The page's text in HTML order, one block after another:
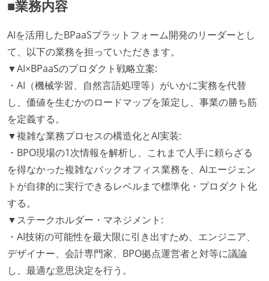
■業務内容
AIを活用したBPaaSプラットフォーム開発のリーダーとし
て、以下の業務を担っていただきます。
▼AI×BPaaSのプロダクト戦略立案:
・AI（機械学習、自然言語処理等）がいかに実務を代替
し、価値を生むかのロードマップを策定し、事業の勝ち筋
を定義する。
▼複雑な業務プロセスの構造化とAI実装:
・BPO現場の1次情報を解析し、これまで人手に頼らざる
を得なかった複雑なバックオフィス業務を、AIエージェン
トが自律的に実行できるレベルまで標準化・プロダクト化
する。
▼ステークホルダー・マネジメント:
・AI技術の可能性を最大限に引き出すため、エンジニア、
デザイナー、会計専門家、BPO拠点運営者と対等に議論
し、最適な意思決定を行う。